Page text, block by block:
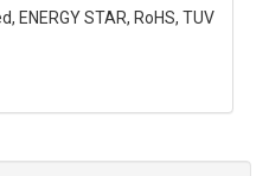
ENERGY STAR, RoHS, TUV